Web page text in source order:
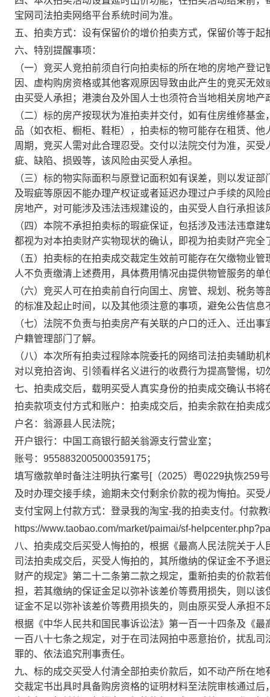
宝网司法拍卖网络平台系统时间为准。
五、拍卖方式：设有保留价的增价拍卖方式，保留价等于
六、特别提醒事项 ：
（一） 竞买人竞拍前须自行向拍卖标的所在地的房地产登记
因 、虚构购房资格或其他客观原因导致由此产生的竞买无
由买受人承担；港澳台及外国人士也须符合当地相关房地产
（二）标的房产按现状为准拍卖并交付，如有住房维修基金
品 （如衣柜、橱柜、鞋柜） ， 拍卖标的物可能存在租赁、他
周期 ， 竞买人需对此合理忍受。交付以法院交付为准，买受
疵、缺陷、损毁等，该风险由买受人承担。
（三）标的物实际面积与原登记面积如有误差，则以发证
及瑕疵等原因不能办理产权证或者延迟办理过户手续的风
房地产，对可能涉及违法违规建设的，由买受人自行承担
（四）本院不承担拍卖标的瑕疵保证，包括涉及违法违章
都视为对本拍卖财产实物现状的确认，即视为拍卖财产完全
（五） 拍卖标的在拍卖成交裁定生效前可能存在欠缴物业管
人不负责缴清上述费用 ， 具体费用情况由提供物管服务的单
（六）竞买人可在拍卖前自行向国土、房管、规划、税务
的标准及起止时间，以及其他须注意的事项，避免公告信息
（七）法院不负责与拍卖房产有关联的户口的迁入、迁出
户籍管理部门了解。
（八）本次所有拍卖过程除本院委托的 网络司法拍卖辅助机
对以竞拍咨询、引领看样名义进行的收费行为提高警惕， 切
七、拍卖成交后，载明买受人真实身份的拍卖成交确认书将
拍卖款项支付方式和账户 ： 拍卖成交后， 拍卖余款在拍卖成
户名： 翁源县人民法院；
开户银行：中国工商银行韶关翁源支行营业室 ；
账号： 9558832005000359175；
填写缴款单时备注注明执行案号[（2025）粤0229执恢259号
及时办理交接手续，逾期未交付剩余价款的视为悔拍。买受
支付宝网上付款方式：登录我的淘宝-我的拍卖支付。付款
https://www.taobao.com/market/paimai/sf-
八、拍卖成交后买受人悔拍的， 根据《最高人民法院关于人
司法拍卖成交后，买受人悔拍的，其所缴纳的保证金不予
财产的规定》第二十二条第二款之规定，重新拍卖的价款
担，若其缴纳的保证金足以弥补该差价等费用损失，则以
证金不足以弥补该差价等费用损失的，则由原买受人承担不
根据《中华人民共和国民事诉讼法》第一百一十四条及《最
一百八十七条之规定，对于在司法网拍中恶意抬价，扰乱
罪的、依法追究刑事责任。
九、标的成交买受人付清全部拍卖价款后， 如不动产所在地
交裁定书出具时具备购房资格的证明材料至法院审核通过后